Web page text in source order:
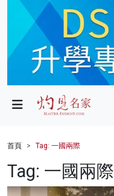
政局
財經
健康
首頁 Tag: 一國兩際
Tag: 一國兩際